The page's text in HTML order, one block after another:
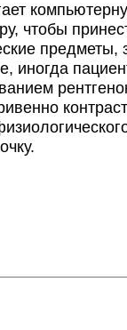
чтобы
иногда